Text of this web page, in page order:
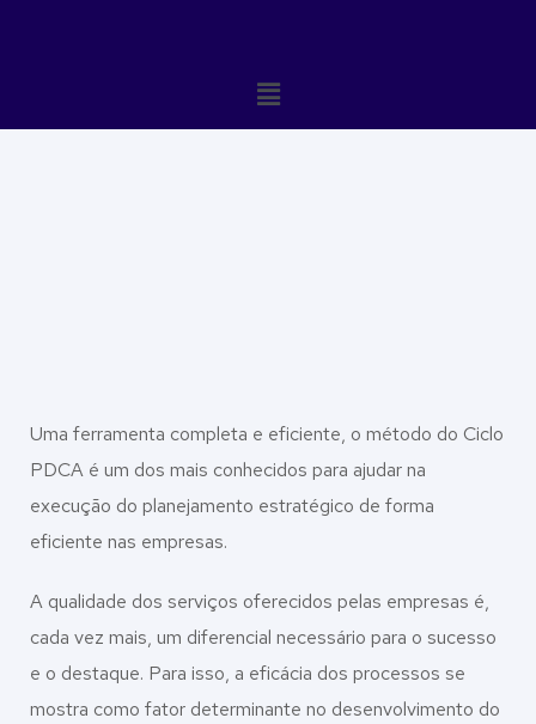
Uma ferramenta completa e eficiente, o método do Ciclo
PDCA é um dos mais conhecidos para ajudar na
execução do planejamento estratégico de forma
eficiente nas empresas.
A qualidade dos serviços oferecidos pelas empresas é,
cada vez mais, um diferencial necessário para o sucesso
e o destaque. Para isso, a eficácia dos processos se
mostra como fator determinante no desenvolvimento do